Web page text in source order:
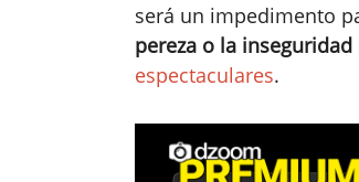
será un impedimento
pereza o la inseguridad
espectaculares.